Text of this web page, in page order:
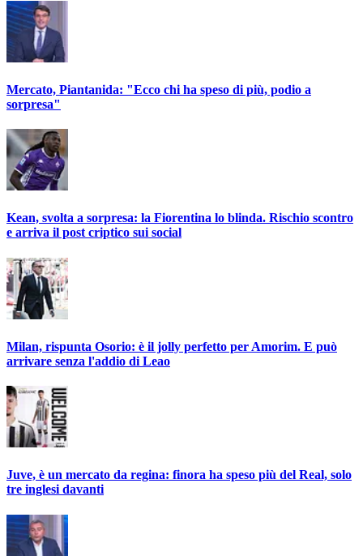
Mercato, Piantanida: "Ecco chi ha speso di più, podio a
sorpresa"
Kean, svolta a sorpresa: la Fiorentina lo blinda. Rischio scontro
e arriva il post criptico sui social
Milan, rispunta Osorio: è il jolly perfetto per Amorim. E può
arrivare senza l'addio di Leao
Juve, è un mercato da regina: finora ha speso più del Real, solo
tre inglesi davanti